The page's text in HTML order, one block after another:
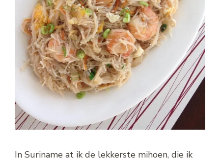
In Suriname at ik de lekkerste mihoen, die ik